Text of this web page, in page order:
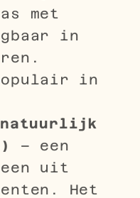
met
in
in
– een
uit
Het